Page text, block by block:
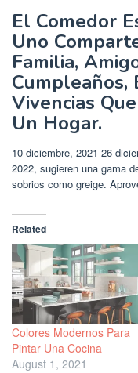
El Comedor
Uno
Familia,
Cumpleaños,
Vivencias
Un Hogar.
10 diciembre, 2021 26
2022, sugieren una gama
sobrios como greige.
Related
Colores Modernos Para
Pintar Una Cocina
August 1, 2021